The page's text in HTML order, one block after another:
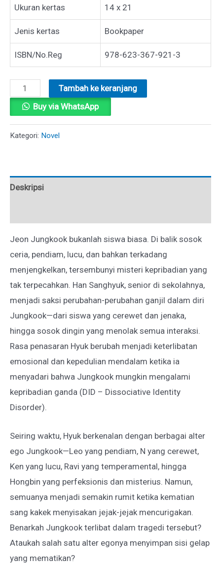
Ukuran kertas 14 x 21
Jenis kertas Bookpaper
ISBN/No.Reg 978-623-367-921-3
Kuantitas
I
NEED
THERAPY
Tambah ke keranjang
Buy via WhatsApp
Kategori: Novel
Deskripsi
Jeon Jungkook bukanlah siswa biasa. Di balik sosok
ceria, pendiam, lucu, dan bahkan terkadang
menjengkelkan, tersembunyi misteri kepribadian yang
tak terpecahkan. Han Sanghyuk, senior di sekolahnya,
menjadi saksi perubahan-perubahan ganjil dalam diri
Jungkook—dari siswa yang cerewet dan jenaka,
hingga sosok dingin yang menolak semua interaksi.
Rasa penasaran Hyuk berubah menjadi keterlibatan
emosional dan kepedulian mendalam ketika ia
menyadari bahwa Jungkook mungkin mengalami
kepribadian ganda (DID – Dissociative Identity
Disorder).
Seiring waktu, Hyuk berkenalan dengan berbagai alter
ego Jungkook—Leo yang pendiam, N yang cerewet,
Ken yang lucu, Ravi yang temperamental, hingga
Hongbin yang perfeksionis dan misterius. Namun,
semuanya menjadi semakin rumit ketika kematian
sang kakek menyisakan jejak-jejak mencurigakan.
Benarkah Jungkook terlibat dalam tragedi tersebut?
Ataukah salah satu alter egonya menyimpan sisi gelap
yang mematikan?